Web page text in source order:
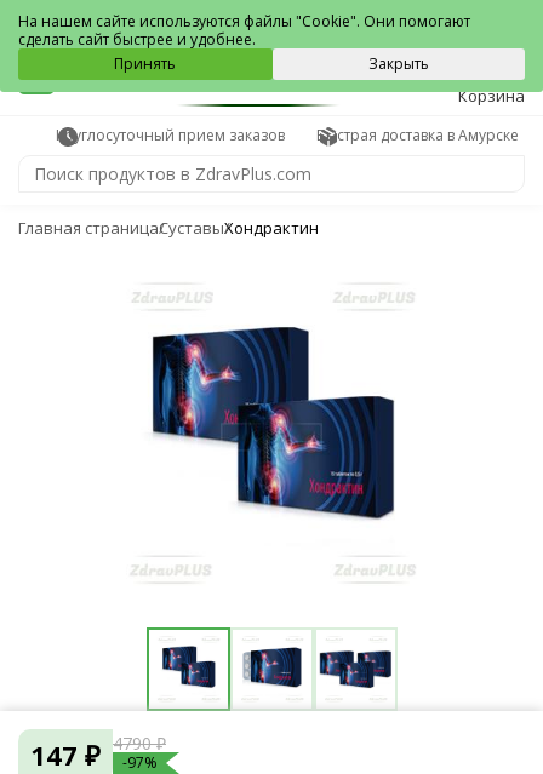
Амурск
0
Корзина
Круглосуточный прием заказов Быстрая доставка в Амурске
Главная страницаСуставыХондрактин
147 ₽ 4790 ₽
-97%
На нашем сайте используются файлы "Cookie". Они помогают
сделать сайт быстрее и удобнее.
Принять
Закрыть